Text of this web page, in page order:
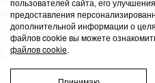
указанных вПолитике обработки
пользователей сайта, его
предоставления
дополнительной информации о
файлов cookie вы можете
файлов cookie.